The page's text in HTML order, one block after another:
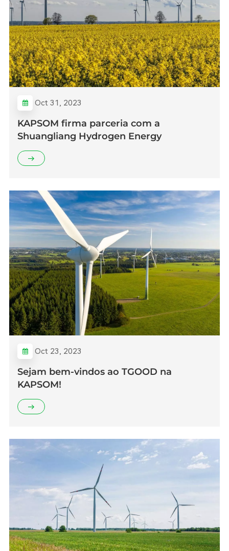
Oct 31, 2023
KAPSOM firma parceria com a
Shuangliang Hydrogen Energy
Oct 23, 2023
Sejam bem-vindos ao TGOOD na
KAPSOM!